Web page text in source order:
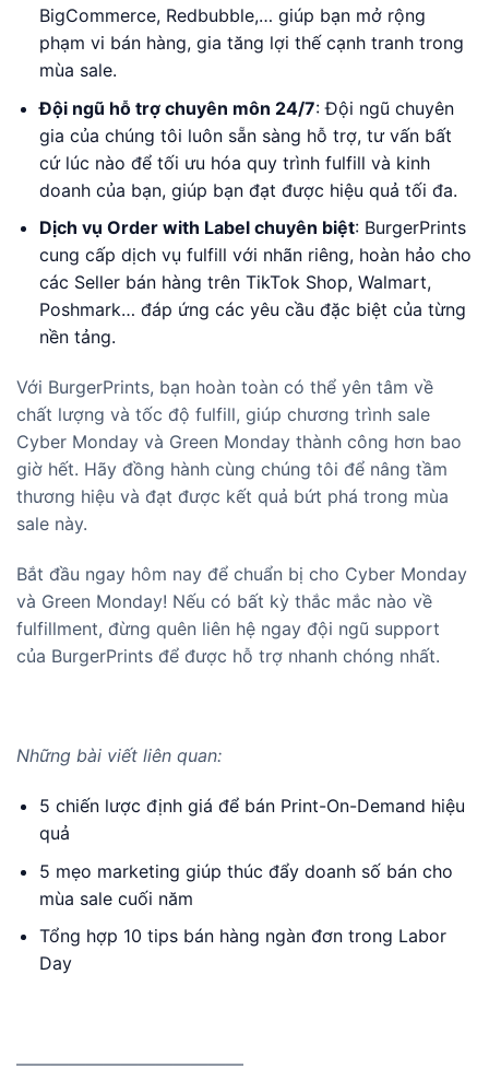
BigCommerce, Redbubble,… giúp bạn mở rộng
phạm vi bán hàng, gia tăng lợi thế cạnh tranh trong
mùa sale.
Đội ngũ hỗ trợ chuyên môn 24/7: Đội ngũ chuyên
gia của chúng tôi luôn sẵn sàng hỗ trợ, tư vấn bất
cứ lúc nào để tối ưu hóa quy trình fulfill và kinh
doanh của bạn, giúp bạn đạt được hiệu quả tối đa.
Dịch vụ Order with Label chuyên biệt: BurgerPrints
cung cấp dịch vụ fulfill với nhãn riêng, hoàn hảo cho
các Seller bán hàng trên TikTok Shop, Walmart,
Poshmark… đáp ứng các yêu cầu đặc biệt của từng
nền tảng.
Với BurgerPrints, bạn hoàn toàn có thể yên tâm về
chất lượng và tốc độ fulfill, giúp chương trình sale
Cyber Monday và Green Monday thành công hơn bao
giờ hết. Hãy đồng hành cùng chúng tôi để nâng tầm
thương hiệu và đạt được kết quả bứt phá trong mùa
sale này.
Bắt đầu ngay hôm nay để chuẩn bị cho Cyber Monday
và Green Monday! Nếu có bất kỳ thắc mắc nào về
fulfillment, đừng quên liên hệ ngay đội ngũ support
của BurgerPrints để được hỗ trợ nhanh chóng nhất.
Những bài viết liên quan:
5 chiến lược định giá để bán Print-On-Demand hiệu
quả
5 mẹo marketing giúp thúc đẩy doanh số bán cho
mùa sale cuối năm
Tổng hợp 10 tips bán hàng ngàn đơn trong Labor
Day
—————————————